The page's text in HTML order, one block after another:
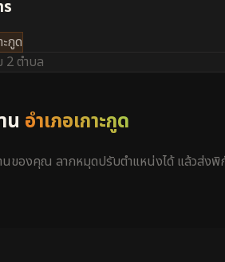
กูด
2 ตำบล
น อำเภอเกาะกูด
ของคุณ ลากหมุดปรับตำแหน่งได้ แล้วส่งพิ